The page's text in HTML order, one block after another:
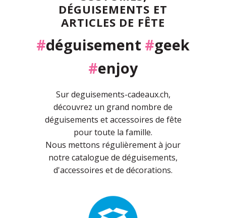
DÉGUISEMENTS ET
ARTICLES DE FÊTE
#déguisement #geek
#enjoy
Sur deguisements-cadeaux.ch,
découvrez un grand nombre de
déguisements et accessoires de fête
pour toute la famille.
Nous mettons régulièrement à jour
notre catalogue de déguisements,
d'accessoires et de décorations.